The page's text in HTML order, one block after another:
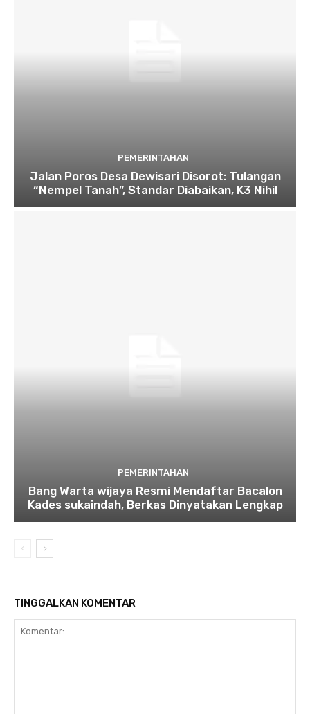
PEMERINTAHAN
Jalan Poros Desa Dewisari Disorot: Tulangan
“Nempel Tanah”, Standar Diabaikan, K3 Nihil
PEMERINTAHAN
Bang Warta wijaya Resmi Mendaftar Bacalon
Kades sukaindah, Berkas Dinyatakan Lengkap
TINGGALKAN KOMENTAR